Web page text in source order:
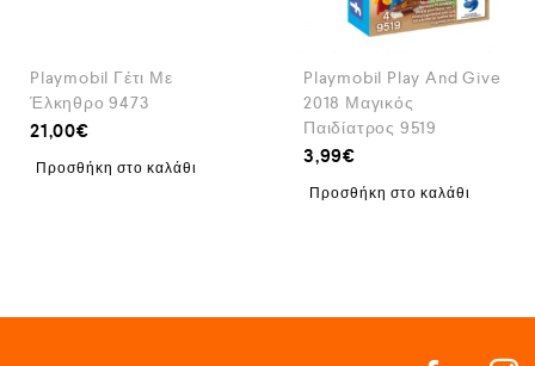
Playmobil Γέτι Με
Έλκηθρο 9473
21,00€
Προσθήκη στο καλάθι
Playmobil Play And Give
2018 Μαγικός
Παιδίατρος 9519
3,99€
Προσθήκη στο καλάθι